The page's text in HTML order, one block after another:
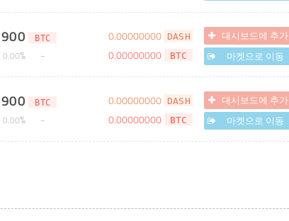
BTC
0.00%
0.00000000 DASH
0.00000000 BTC
대시보드에 추가
마켓으로 이동
BTC
0.00%
0.00000000 DASH
0.00000000 BTC
대시보드에 추가
마켓으로 이동